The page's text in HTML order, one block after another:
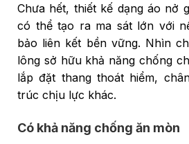
Chưa hết, thiết kế dạng áo nở
có thể tạo ra ma sát lớn với
bảo liên kết bền vững. Nhìn
lông sở hữu khả năng chống
lắp đặt thang thoát hiểm,
trúc chịu lực khác.
Có khả năng chống ăn mòn